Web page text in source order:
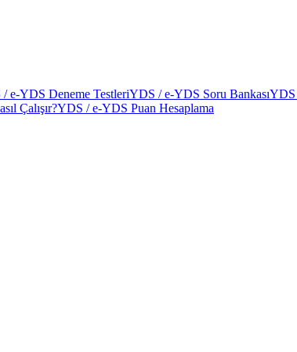
e-YDS Deneme TestleriYDS / e-YDS Soru BankasıYDS
Çalışır?YDS / e-YDS Puan Hesaplama